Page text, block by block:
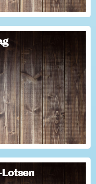
zu eurem "hessischen